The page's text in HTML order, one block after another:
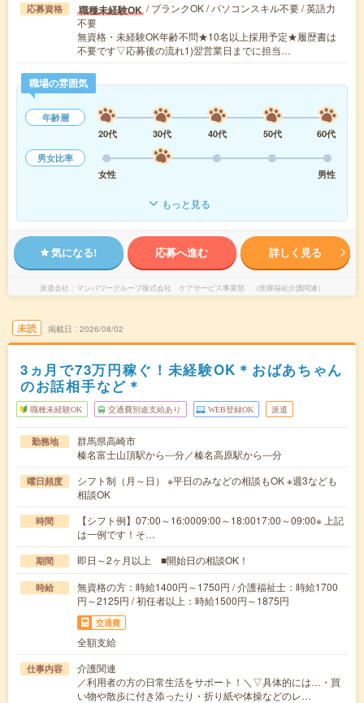
応募資格 職種未経験OK / ブランクOK / パソコンスキル不要 / 英語力
不要
無資格・未経験OK年齢不問★10名以上採用予定★履歴書は
不要です▽応募後の流れ1)翌営業日までに担当…
職場の雰囲気
年齢層
20代
30代 40代 50代
60代
男女比率
女性
男性
もっと見る
気になる! 応募へ進む 詳しく見る
派遣会社 マンパワーグループ株式会社 ケアサービス事業部 （医療福祉介護関連）
未読 掲載日 2026/08/02
3ヵ月で73万円稼ぐ！未経験OK＊おばあちゃん
のお話相手など＊
職種未経験OK 交通費別途支給あり WEB登録OK 派遣
勤務地
群馬県高崎市
榛名富士山頂駅から---分／榛名高原駅から---分
曜日頻度
シフト制（月～日） ※平日のみなどの相談もOK ※週3なども
相談OK
時間
【シフト例】07:00～16:0009:00～18:0017:00～09:00※ 上記
は一例です！そ…
期間 即日～2ヶ月以上 ■開始日の相談OK！
時給
無資格の方：時給1400円～1750円 / 介護福祉士：時給1700
円～2125円 / 初任者以上：時給1500円～1875円
交通費
全額支給
仕事内容
介護関連
／利用者の方の日常生活をサポート！＼▽具体的には…・買
い物や散歩に付き添ったり・折り紙や体操などのレ…